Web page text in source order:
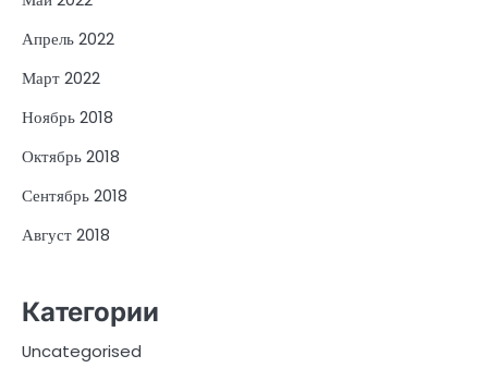
Апрель 2022
Март 2022
Ноябрь 2018
Октябрь 2018
Сентябрь 2018
Август 2018
Категории
Uncategorised